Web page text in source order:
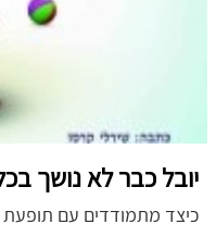
יובל כבר לא נושך
כיצד מתמודדים עם תופעת